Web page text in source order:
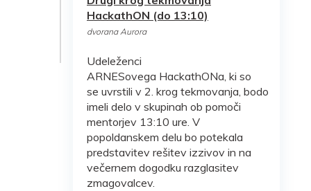
HackathON (do 13:10)
dvorana Aurora
Udeleženci
ARNESovega HackathONa, ki so
se uvrstili v 2. krog tekmovanja, bodo
imeli delo v skupinah ob pomoči
mentorjev 13:10 ure. V
popoldanskem delu bo potekala
predstavitev rešitev izzivov in na
večernem dogodku razglasitev
zmagovalcev.